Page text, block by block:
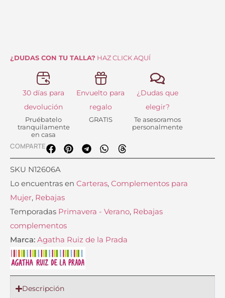
Prada
cantidad
¿DUDAS CON TU TALLA? HAZ CLICK AQUÍ
30 días para
devolución
Pruébatelo
tranquilamente
en casa
Envuelto para
regalo
GRATIS
¿Dudas que
elegir?
Te asesoramos
personalmente
COMPARTE
SKU N12606A
Lo encuentras en Carteras, Complementos para
Mujer, Rebajas
Temporadas Primavera - Verano, Rebajas
complementos
Marca: Agatha Ruiz de la Prada
Descripción